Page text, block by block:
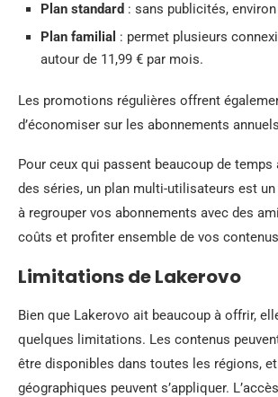
Plan standard : sans publicités,
Plan familial : permet plusieurs
autour de 11,99 € par mois.
Les promotions régulières offrent
d’économiser sur les abonnements
Pour ceux qui passent beaucoup de temps
des séries, un plan multi-utilisateurs est
à regrouper vos abonnements avec des
coûts et profiter ensemble de vos
Limitations de Lakerovo
Bien que Lakerovo ait beaucoup à offrir,
quelques limitations. Les contenus
être disponibles dans toutes les régions,
géographiques peuvent s’appliquer.